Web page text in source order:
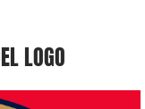
LOGO